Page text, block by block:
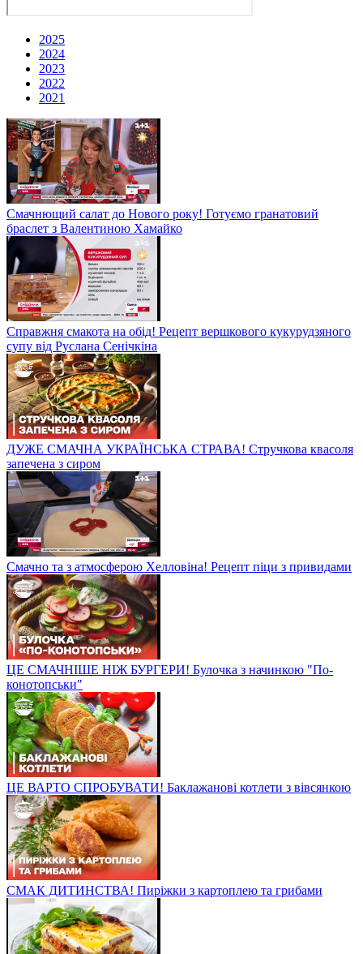
2025
2024
2023
2022
2021
Смачнющий салат до Нового року! Готуємо гранатовий
браслет з Валентиною Хамайко
Справжня смакота на обід! Рецепт вершкового кукурудзяного
супу від Руслана Сенічкіна
ДУЖЕ СМАЧНА УКРАЇНСЬКА СТРАВА! Стручкова квасоля
запечена з сиром
Смачно та з атмосферою Хелловіна! Рецепт піци з привидами
ЦЕ СМАЧНІШЕ НІЖ БУРГЕРИ! Булочка з начинкою "По-
конотопськи"
ЦЕ ВАРТО СПРОБУВАТИ! Баклажанові котлети з вівсянкою
СМАК ДИТИНСТВА! Пиріжки з картоплею та грибами